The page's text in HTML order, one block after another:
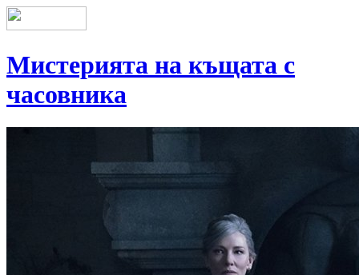
Мистерията на къщата с
часовника